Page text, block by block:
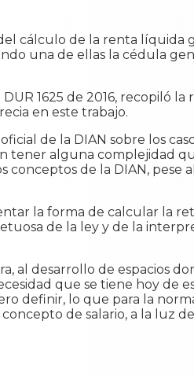
cálculo de la renta líquida
una de ellas la cédula
1625 de 2016, recopiló
en este trabajo.
de la DIAN sobre los
tener alguna complejidad
de la DIAN, pese al
la forma de calcular la
de la ley y de la
al desarrollo de espacios
que se tiene hoy de
definir, lo que para la
de salario, a la luz